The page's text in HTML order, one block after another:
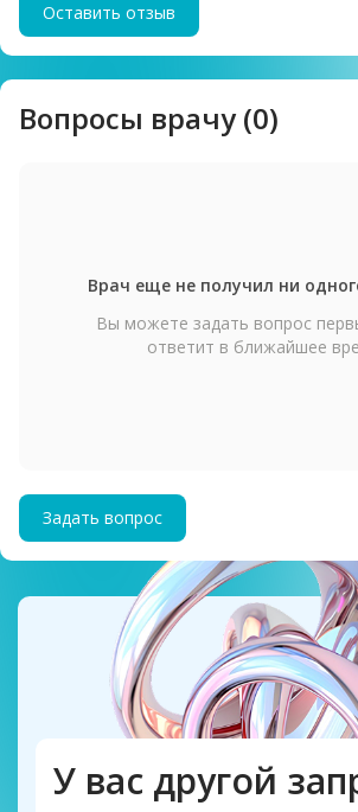
Оставить отзыв
Вопросы врачу (0)
Врач еще не получил ни
Вы можете задать вопрос
ответит в ближайшее
Задать вопрос
У вас другой